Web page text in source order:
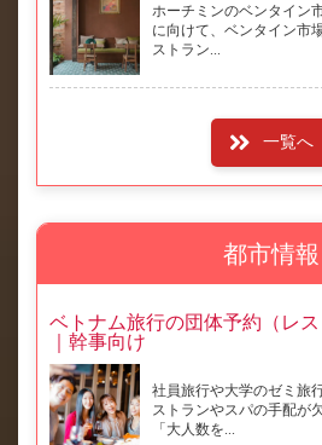
ホーチミンのベンタイン
に向けて、ベンタイン市
ストラン...
一覧へ
都市情報
ベトナム旅行の団体予約（レ
｜幹事向け
社員旅行や大学のゼミ旅
ストランやスパの手配が
「大人数を...